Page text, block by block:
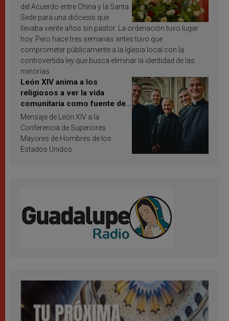
del Acuerdo entre China y la Santa
Sede para una diócesis que
llevaba veinte años sin pastor. La ordenación tuvo lugar
hoy. Pero hace tres semanas antes tuvo que
comprometer públicamente a la Iglesia local con la
controvertida ley que busca eliminar la identidad de las
minorías.
León XIV anima a los
religiosos a ver la vida
comunitaria como fuente de
inspiración y santificación
Mensaje de León XIV a la
Conferencia de Superiores
Mayores de Hombres de los
Estados Unidos